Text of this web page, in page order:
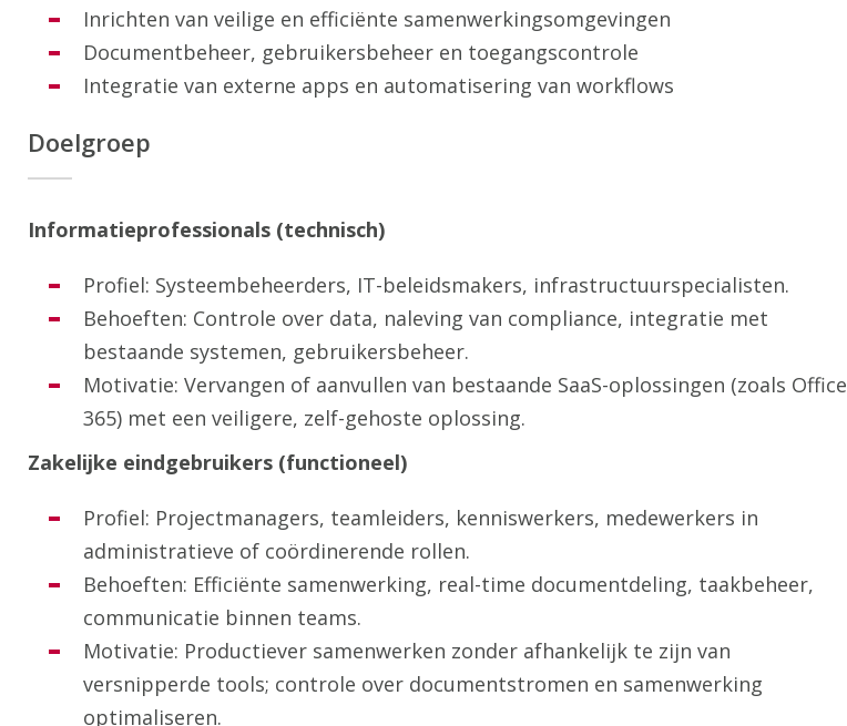
Inrichten van veilige en efficiënte samenwerkingsomgevingen
Documentbeheer, gebruikersbeheer en toegangscontrole
Integratie van externe apps en automatisering van workflows
Doelgroep
Informatieprofessionals (technisch)
Profiel: Systeembeheerders, IT-beleidsmakers, infrastructuurspecialisten.
Behoeften: Controle over data, naleving van compliance, integratie met
bestaande systemen, gebruikersbeheer.
Motivatie: Vervangen of aanvullen van bestaande SaaS-oplossingen (zoals Office
365) met een veiligere, zelf-gehoste oplossing.
Zakelijke eindgebruikers (functioneel)
Profiel: Projectmanagers, teamleiders, kenniswerkers, medewerkers in
administratieve of coördinerende rollen.
Behoeften: Efficiënte samenwerking, real-time documentdeling, taakbeheer,
communicatie binnen teams.
Motivatie: Productiever samenwerken zonder afhankelijk te zijn van
versnipperde tools; controle over documentstromen en samenwerking
optimaliseren.